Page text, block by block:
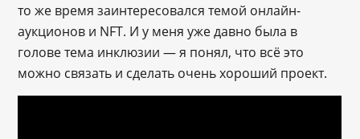
то же время заинтересовался темой онлайн-
аукционов и NFT. И у меня уже давно была в
голове тема инклюзии — я понял, что всё это
можно связать и сделать очень хороший проект.